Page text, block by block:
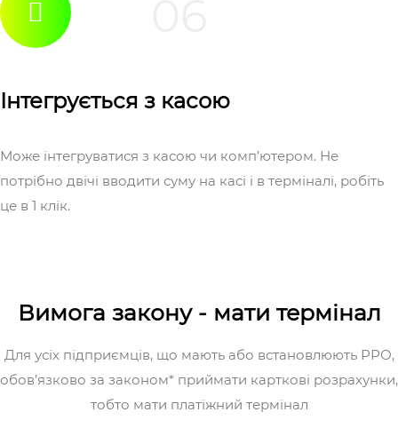
Інтегрується з касою
Може інтегруватися з касою чи комп’ютером. Не
потрібно двічі вводити суму на касі і в терміналі, робіть
це в 1 клік.
Вимога закону - мати термінал
Для усіх підприємців, що мають або встановлюють РРО,
обов’язково за законом* приймати карткові розрахунки,
тобто мати платіжний термінал